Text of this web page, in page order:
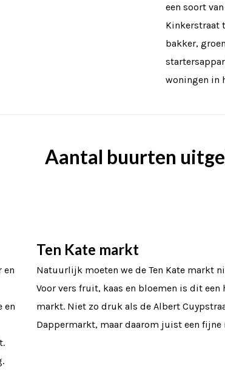
een soort
Kinkerstraat
bakker,
woningen in
Aantal buurten
en
en
Ten Kate markt
Natuurlijk moeten we de Ten Kate markt
Voor vers fruit, kaas en bloemen is dit een
markt. Niet zo druk als de Albert
Dappermarkt, maar daarom juist een fijne